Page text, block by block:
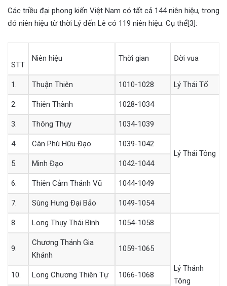
Các triều đại phong kiến Việt Nam có tất cả 144 niên hiệu, trong
đó niên hiệu từ thời Lý đến Lê có 119 niên hiệu. Cụ thể[3]:
STT
Niên hiệu Thời gian Đời vua
1. Thuận Thiên 1010-1028 Lý Thái Tổ
2. Thiên Thành 1028-1034
Lý Thái Tông
3. Thông Thụy 1034-1039
4. Càn Phù Hữu Đạo 1039-1042
5. Minh Đạo 1042-1044
6. Thiên Cảm Thánh Vũ 1044-1049
7. Sùng Hưng Đại Bảo 1049-1054
8. Long Thụy Thái Bình 1054-1058
Lý Thánh
Tông
9.
Chương Thánh Gia
Khánh
1059-1065
10. Long Chương Thiên Tự 1066-1068